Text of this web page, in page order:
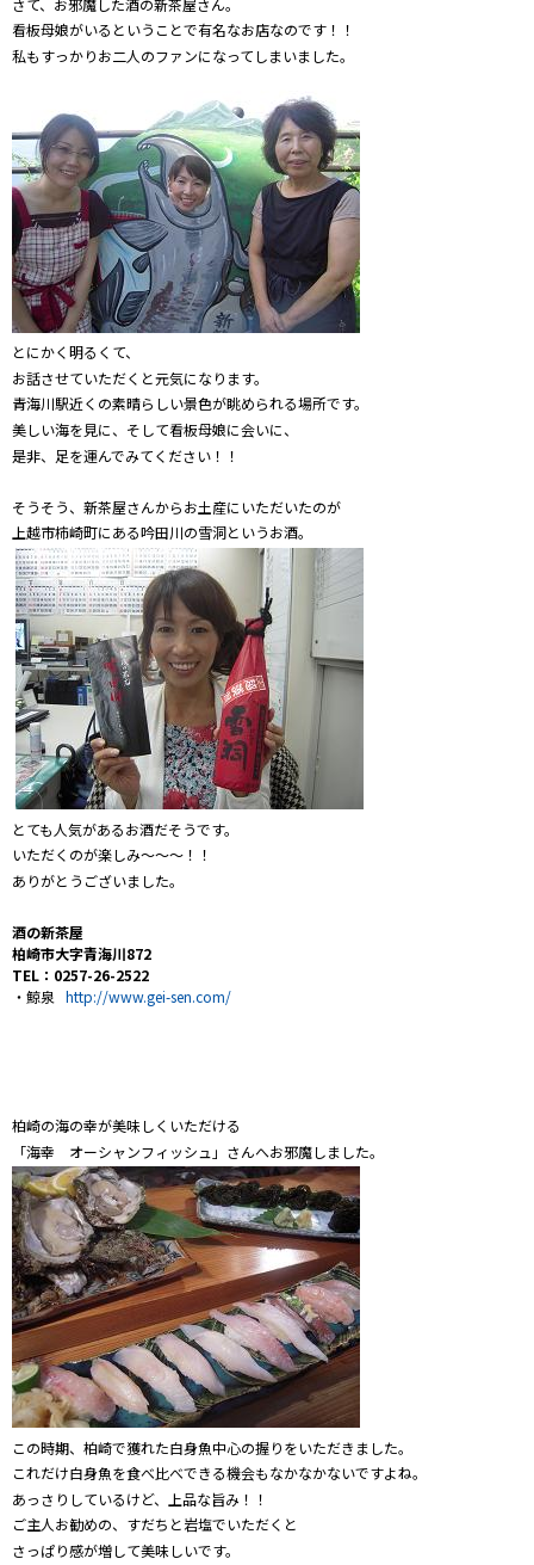
看板母娘がいるということで有名なお店なのです！！
私もすっかりお二人のファンになってしまいました。
とにかく明るくて、
お話させていただくと元気になります。
青海川駅近くの素晴らしい景色が眺められる場所です。
美しい海を見に、そして看板母娘に会いに、
是非、足を運んでみてください！！
そうそう、新茶屋さんからお土産にいただいたのが
上越市柿崎町にある吟田川の雪洞というお酒。
とても人気があるお酒だそうです。
いただくのが楽しみ～～～！！
ありがとうございました。
酒の新茶屋
柏崎市大字青海川872
TEL：0257-26-2522
・鯨泉 http://www.gei-sen.com/
柏崎の海の幸が美味しくいただける
「海幸 オーシャンフィッシュ」さんへお邪魔しました。
この時期、柏崎で獲れた白身魚中心の握りをいただきました。
これだけ白身魚を食べ比べできる機会もなかなかないですよね。
あっさりしているけど、上品な旨み！！
ご主人お勧めの、すだちと岩塩でいただくと
さっぱり感が増して美味しいです。